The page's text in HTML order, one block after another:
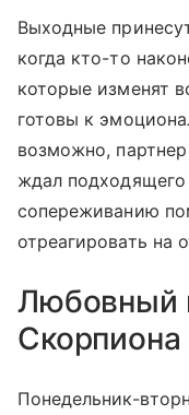
Выходные
когда кто-то
которые изменят
готовы к
возможно,
ждал
сопереживанию
отреагировать на
Любовный
Скорпиона
Понедельник-